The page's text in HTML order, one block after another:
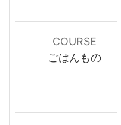
COURSE
ごはんもの